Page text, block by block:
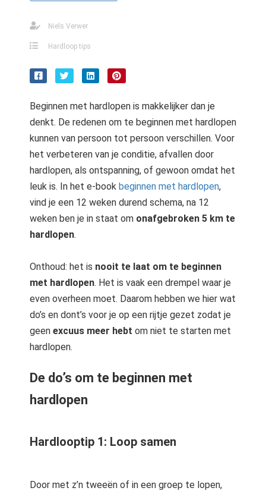
Niels Verwer
Hardloop tips
Beginnen met hardlopen is makkelijker dan je
denkt. De redenen om te beginnen met hardlopen
kunnen van persoon tot persoon verschillen. Voor
het verbeteren van je conditie, afvallen door
hardlopen, als ontspanning, of gewoon omdat het
leuk is. In het e-book beginnen met hardlopen,
vind je een 12 weken durend schema, na 12
weken ben je in staat om onafgebroken 5 km te
hardlopen.
Onthoud: het is nooit te laat om te beginnen
met hardlopen. Het is vaak een drempel waar je
even overheen moet. Daarom hebben we hier wat
do’s en dont’s voor je op een rijtje gezet zodat je
geen excuus meer hebt om niet te starten met
hardlopen.
De do’s om te beginnen met
hardlopen
Hardlooptip 1: Loop samen
Door met z’n tweeën of in een groep te lopen,
over
gebruikt
te
van